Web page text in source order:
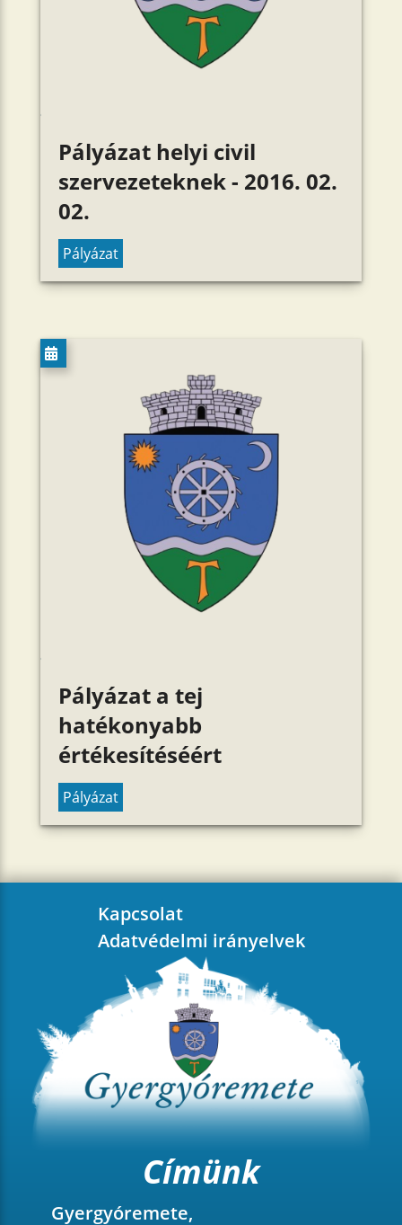
Pályázat helyi civil
szervezeteknek - 2016. 02.
02.
Pályázat
Pályázat a tej
hatékonyabb
értékesítéséért
Pályázat
Kapcsolat
Adatvédelmi irányelvek
Címünk
Gyergyóremete,